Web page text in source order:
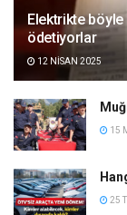
Elektrikte böyle
ödetiyorlar
12 NISAN 2025
15
25